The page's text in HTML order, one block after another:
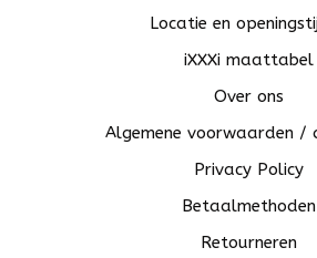
Locatie en
iXXXi maattabel
Over ons
Algemene voorwaarden /
Privacy Policy
Betaalmethoden
Retourneren